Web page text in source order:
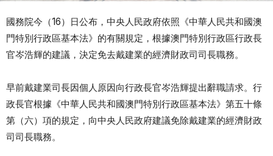
國務院今（16）日公布，中央人民政府依照《中華人民共和國澳
門特別行政區基本法》的有關規定，根據澳門特別行政區行政長
官岑浩輝的建議，決定免去戴建業的經濟財政司司長職務。
早前戴建業司長因個人原因向行政長官岑浩輝提出辭職請求。行
政長官根據《中華人民共和國澳門特別行政區基本法》第五十條
第（六）項的規定，向中央人民政府建議免除戴建業的經濟財政
司司長職務。